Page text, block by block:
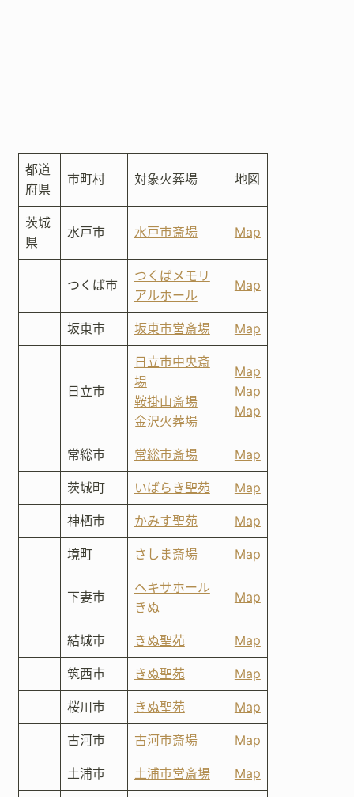
都道
府県
市町村 対象火葬場 地図
茨城
県
水戸市 水戸市斎場 Map
つくば市
つくばメモリ
アルホール
Map
坂東市 坂東市営斎場 Map
日立市
日立市中央斎
場
鞍掛山斎場
金沢火葬場
Map
Map
Map
常総市 常総市斎場 Map
茨城町 いばらき聖苑 Map
神栖市 かみす聖苑 Map
境町 さしま斎場 Map
下妻市
ヘキサホール
きぬ
Map
結城市 きぬ聖苑 Map
筑西市 きぬ聖苑 Map
桜川市 きぬ聖苑 Map
古河市 古河市斎場 Map
土浦市 土浦市営斎場 Map